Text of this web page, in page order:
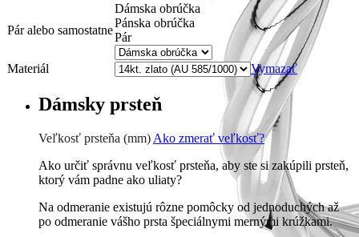
Pár alebo samostatne
Dámska obrúčka
Pánska obrúčka
Pár
Materiál Vymazať
Dámsky prsteň
Veľkosť prsteňa (mm) Ako zmerať veľkosť?
Ako určiť správnu veľkosť prsteňa, aby ste si zakúpili prsteň,
ktorý vám padne ako uliaty?
Na odmeranie existujú rôzne pomôcky od jednoduchých až
po odmeranie vášho prsta špeciálnymi mernými krúžkami.